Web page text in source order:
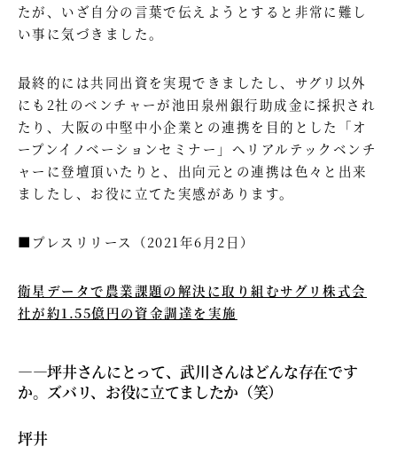
たが、いざ自分の言葉で伝えようとすると非常に難し
い事に気づきました。
最終的には共同出資を実現できましたし、サグリ以外
にも2社のベンチャーが池田泉州銀行助成金に採択され
たり、大阪の中堅中小企業との連携を目的とした「オ
ープンイノベーションセミナー」へリアルテックベンチ
ャーに登壇頂いたりと、出向元との連携は色々と出来
ましたし、お役に立てた実感があります。
■プレスリリース（2021年6月2日）
衛星データで農業課題の解決に取り組むサグリ株式会
社が約1.55億円の資金調達を実施
—―坪井さんにとって、武川さんはどんな存在です
か。ズバリ、お役に立てましたか（笑）
坪井